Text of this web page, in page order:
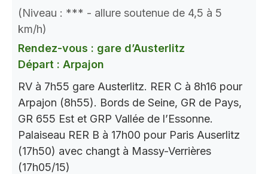
(Niveau : *** - allure soutenue de 4,5 à 5
km/h)
Rendez-vous : gare d’Austerlitz
Départ : Arpajon
RV à 7h55 gare Austerlitz. RER C à 8h16 pour
Arpajon (8h55). Bords de Seine, GR de Pays,
GR 655 Est et GRP Vallée de l’Essonne.
Palaiseau RER B à 17h00 pour Paris Auserlitz
(17h50) avec changt à Massy-Verrières
(17h05/15)